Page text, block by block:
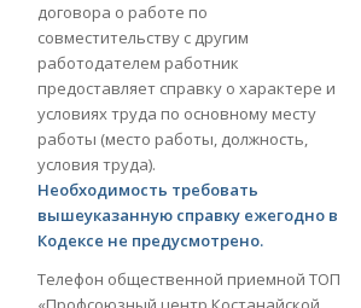
договора о работе по
совместительству с другим
работодателем работник
предоставляет справку о характере и
условиях труда по основному месту
работы (место работы, должность,
условия труда).
Необходимость требовать
вышеуказанную справку ежегодно в
Кодексе не предусмотрено.
Телефон общественной приемной ТОП